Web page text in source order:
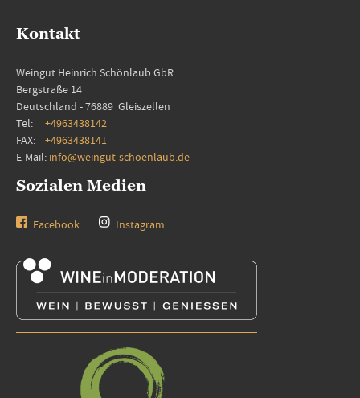
Kontakt
Weingut Heinrich Schönlaub GbR
Bergstraße 14
Deutschland - 76889 Gleiszellen
Tel: +4963438142
FAX: +4963438141
E-Mail: info@weingut-schoenlaub.de
Sozialen Medien
Facebook Instagram